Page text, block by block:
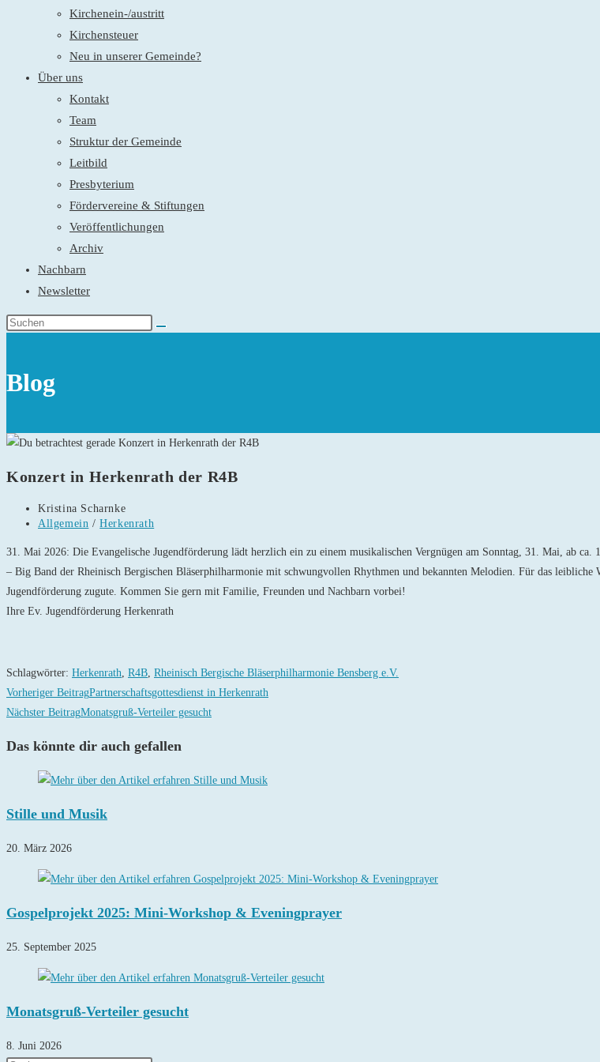
Kirchenein-/austritt
Kirchensteuer
Neu in unserer Gemeinde?
Über uns
Kontakt
Team
Struktur der Gemeinde
Leitbild
Presbyterium
Fördervereine & Stiftungen
Veröffentlichungen
Archiv
Nachbarn
Newsletter
Blog
Konzert in Herkenrath der R4B
Beitrags-
Autor:
Kristina Scharnke
Beitrags-
Allgemein / Herkenrath
31. Mai 2026: Die Evangelische Jugendförderung lädt herzlich ein zu einem musikalischen Vergnügen am Sonntag, 31. Mai, ab
– Big Band der Rheinisch Bergischen Bläserphilharmonie mit schwungvollen Rhythmen und bekannten Melodien. Für das
Jugendförderung zugute. Kommen Sie gern mit Familie, Freunden und Nachbarn vorbei!
Ihre Ev. Jugendförderung Herkenrath
Schlagwörter: Herkenrath, R4B, Rheinisch Bergische Bläserphilharmonie Bensberg e.V.
Weitere
Artikel
ansehen
Vorheriger BeitragPartnerschaftsgottesdienst in Herkenrath
Nächster BeitragMonatsgruß-Verteiler gesucht
Das könnte dir auch gefallen
Stille und Musik
20. März 2026
Gospelprojekt 2025: Mini-Workshop & Eveningprayer
25. September 2025
Monatsgruß-Verteiler gesucht
8. Juni 2026